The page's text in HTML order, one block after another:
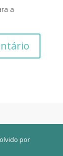
a
por